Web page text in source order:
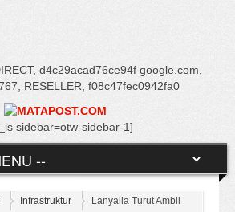
d4c29acad76ce94f google.com,
RESELLER, f08c47fec0942fa0
sidebar=otw-sidebar-1]
Infrastruktur
Lanyalla Turut Ambil